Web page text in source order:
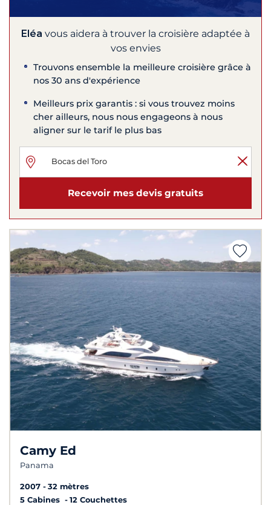
Eléa vous aidera à trouver la croisière adaptée à
vos envies
Trouvons ensemble la meilleure croisière grâce à
nos 30 ans d'expérience
Meilleurs prix garantis : si vous trouvez moins
cher ailleurs, nous nous engageons à nous
aligner sur le tarif le plus bas
Recevoir mes devis gratuits
Camy Ed
Panama
2007
32 mètres
5 Cabines
12 Couchettes